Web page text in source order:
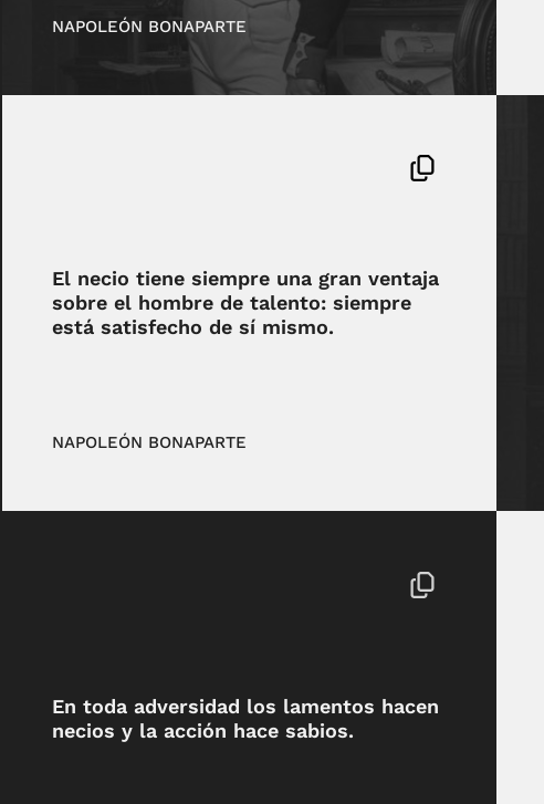
NAPOLEÓN BONAPARTE
El necio tiene siempre una gran ventaja
sobre el hombre de talento: siempre
está satisfecho de sí mismo.
NAPOLEÓN BONAPARTE
En toda adversidad los lamentos hacen
necios y la acción hace sabios.